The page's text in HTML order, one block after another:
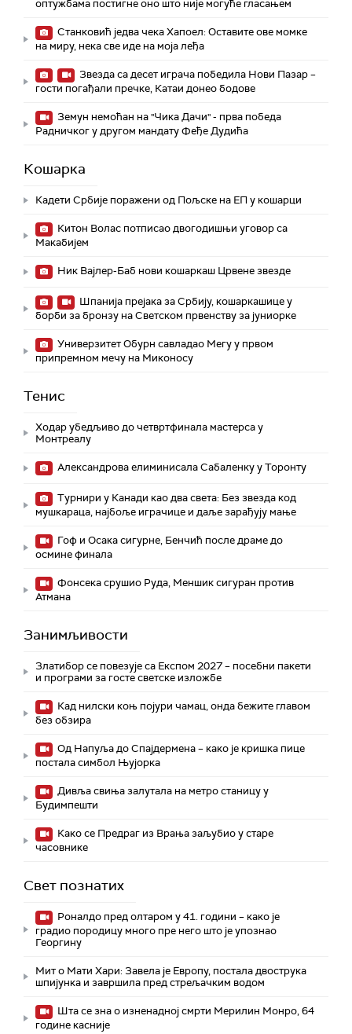
оптужбама постигне оно што није могуће гласањем
Станковић једва чека Хапоел: Оставите ове момке
на миру, нека све иде на моја леђа
Звезда са десет играча победила Нови Пазар –
гости погађали пречке, Катаи донео бодове
Земун немоћан на "Чика Дачи" - прва победа
Радничког у другом мандату Феђе Дудића
Кошарка
Кадети Србије поражени од Пољске на ЕП у кошарци
Китон Волас потписао двогодишњи уговор са
Макабијем
Ник Вајлер-Баб нови кошаркаш Црвене звезде
Шпанија прејакa за Србију, кошаркашице у
борби за бронзу на Светском првенству за јуниорке
Универзитет Обурн савладао Мегу у првом
припремном мечу на Миконосу
Тенис
Ходар убедљиво до четвртфинала мастерса у
Монтреалу
Александрова елиминисала Сабаленку у Торонту
Турнири у Канади као два света: Без звезда код
мушкараца, најбоље играчице и даље зарађују мање
Гоф и Осака сигурне, Бенчић после драме до
осмине финала
Фонсека срушио Руда, Меншик сигуран против
Атмана
Занимљивости
Златибор се повезује са Експом 2027 – посебни пакети
и програми за госте светске изложбе
Кад нилски коњ појури чамац, онда бежите главом
без обзира
Од Напуља до Спајдермена – како је кришка пице
постала симбол Њујорка
Дивља свиња залутала на метро станицу у
Будимпешти
Како се Предраг из Врања заљубио у старе
часовнике
Свет познатих
Роналдо пред олтаром у 41. години – како је
градио породицу много пре него што је упознао
Георгину
Мит о Мати Хари: Завела је Европу, постала двострука
шпијунка и завршила пред стрељачким водом
Шта се зна о изненадној смрти Мерилин Монро, 64
године касније